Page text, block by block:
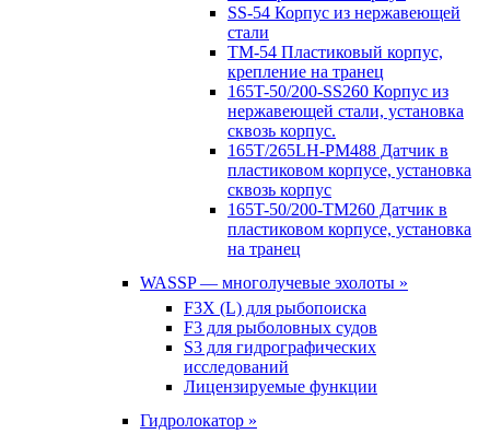
SS-54 Корпус из нержавеющей
стали
TM-54 Пластиковый корпус,
крепление на транец
165T-50/200-SS260 Корпус из
нержавеющей стали, установка
сквозь корпус.
165T/265LH-PM488 Датчик в
пластиковом корпусе, установка
сквозь корпус
165T-50/200-TM260 Датчик в
пластиковом корпусе, установка
на транец
WASSP — многолучевые эхолоты »
F3X (L) для рыбопоиска
F3 для рыболовных судов
S3 для гидрографических
исследований
Лицензируемые функции
Гидролокатор »